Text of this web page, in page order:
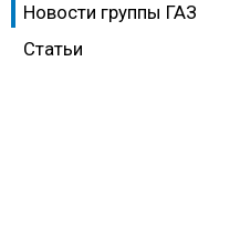
Новости группы ГАЗ
Статьи